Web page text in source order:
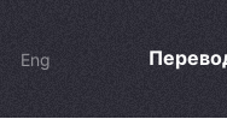
Eng